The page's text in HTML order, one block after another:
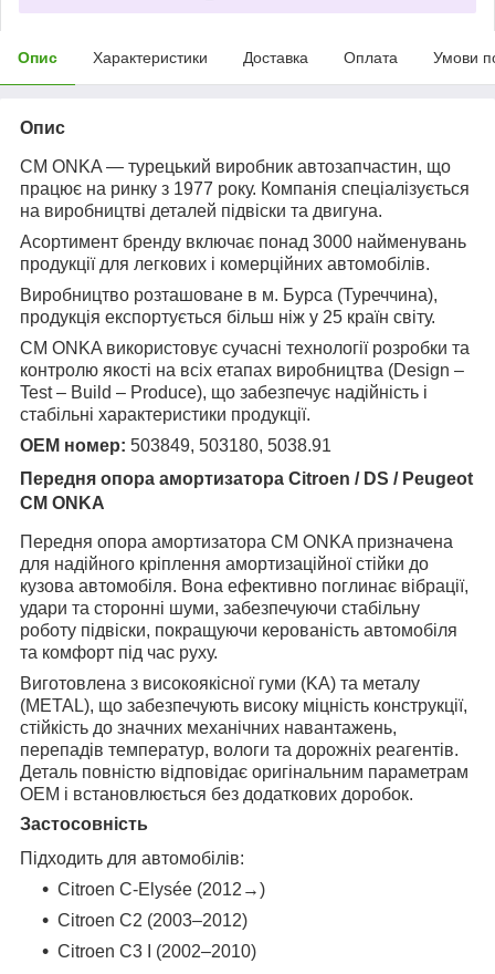
Опис Характеристики Доставка Оплата Умови
Опис
CM ONKA — турецький виробник автозапчастин, що
працює на ринку з 1977 року. Компанія спеціалізується
на виробництві деталей підвіски та двигуна.
Асортимент бренду включає понад 3000 найменувань
продукції для легкових і комерційних автомобілів.
Виробництво розташоване в м. Бурса (Туреччина),
продукція експортується більш ніж у 25 країн світу.
CM ONKA використовує сучасні технології розробки та
контролю якості на всіх етапах виробництва (Design –
Test – Build – Produce), що забезпечує надійність і
стабільні характеристики продукції.
OEM номер: 503849, 503180, 5038.91
Передня опора амортизатора Citroen / DS / Peugeot
CM ONKA
Передня опора амортизатора CM ONKA призначена
для надійного кріплення амортизаційної стійки до
кузова автомобіля. Вона ефективно поглинає вібрації,
удари та сторонні шуми, забезпечуючи стабільну
роботу підвіски, покращуючи керованість автомобіля
та комфорт під час руху.
Виготовлена з високоякісної гуми (KA) та металу
(METAL), що забезпечують високу міцність конструкції,
стійкість до значних механічних навантажень,
перепадів температур, вологи та дорожніх реагентів.
Деталь повністю відповідає оригінальним параметрам
OEM і встановлюється без додаткових доробок.
Застосовність
Підходить для автомобілів:
Citroen C-Elysée (2012→)
Citroen C2 (2003–2012)
Citroen C3 I (2002–2010)